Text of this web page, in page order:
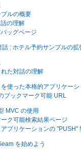
ルの概要
の理解
ッグページ
: ホテル予約サンプルの拡
た対話の理解
使った本格的アプリケー
ブックマーク可能 URL
MVC の使用
ク可能検索結果ページ
プリケーションの "PUSH"
を始めよう